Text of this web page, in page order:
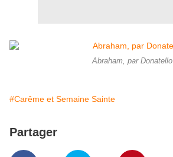
Abraham, par Donatello
#Carême et Semaine Sainte
Partager